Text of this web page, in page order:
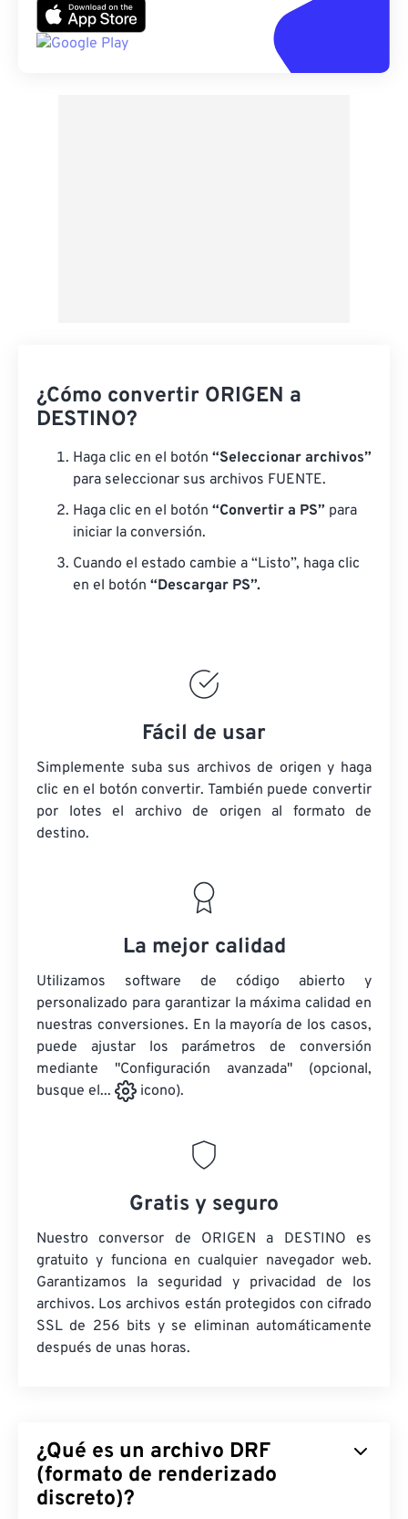
¿Cómo convertir ORIGEN a
DESTINO?
Haga clic en el botón “Seleccionar archivos”
para seleccionar sus archivos FUENTE.
Haga clic en el botón “Convertir a PS” para
iniciar la conversión.
Cuando el estado cambie a “Listo”, haga clic
en el botón “Descargar PS”.
Fácil de usar
Simplemente suba sus archivos de origen y haga
clic en el botón convertir. También puede convertir
por lotes el archivo de origen al formato de
destino.
La mejor calidad
Utilizamos software de código abierto y
personalizado para garantizar la máxima calidad en
nuestras conversiones. En la mayoría de los casos,
puede ajustar los parámetros de conversión
mediante "Configuración avanzada" (opcional,
busque el...
icono).
Gratis y seguro
Nuestro conversor de ORIGEN a DESTINO es
gratuito y funciona en cualquier navegador web.
Garantizamos la seguridad y privacidad de los
archivos. Los archivos están protegidos con cifrado
SSL de 256 bits y se eliminan automáticamente
después de unas horas.
¿Qué es un archivo DRF
(formato de renderizado
discreto)?